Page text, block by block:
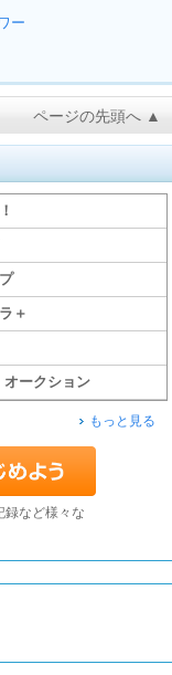
ー
ページの先頭へ ▲
＋
オークション
もっと見る
録など様々な